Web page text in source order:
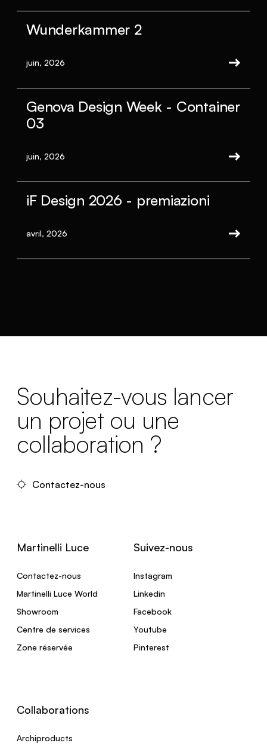
Wunderkammer 2
juin, 2026
Genova Design Week - Container
03
juin, 2026
iF Design 2026 - premiazioni
avril, 2026
Souhaitez-vous lancer
un projet ou une
collaboration ?
Contactez-nous
Martinelli Luce
Contactez-nous
Martinelli Luce World
Showroom
Centre de services
Zone réservée
Suivez-nous
Instagram
Linkedin
Facebook
Youtube
Pinterest
Collaborations
Archiproducts